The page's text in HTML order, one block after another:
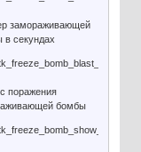
замораживающей
в секундах
поражения
бомбы